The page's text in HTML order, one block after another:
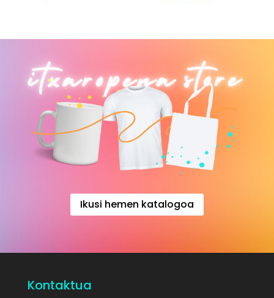
Ikusi hemen katalogoa
Kontaktua